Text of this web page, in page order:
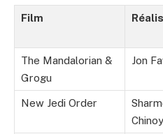
Film
The Mandalorian &
Grogu
Jon
New Jedi Order
Chinoy